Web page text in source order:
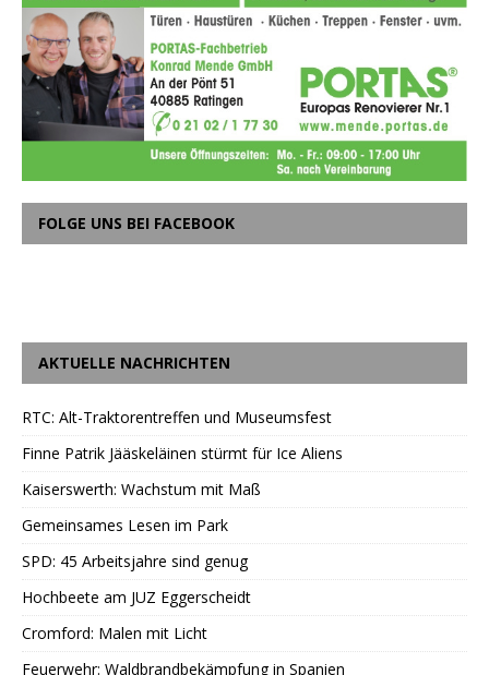
FOLGE UNS BEI FACEBOOK
AKTUELLE NACHRICHTEN
RTC: Alt-Traktorentreffen und Museumsfest
Finne Patrik Jääskeläinen stürmt für Ice Aliens
Kaiserswerth: Wachstum mit Maß
Gemeinsames Lesen im Park
SPD: 45 Arbeitsjahre sind genug
Hochbeete am JUZ Eggerscheidt
Cromford: Malen mit Licht
Feuerwehr: Waldbrandbekämpfung in Spanien